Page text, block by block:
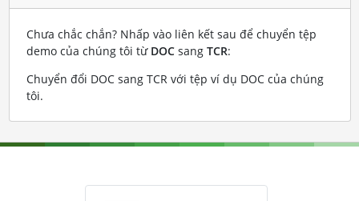
Chưa chắc chắn? Nhấp vào liên kết sau để chuyển tệp
demo của chúng tôi từ DOCsang TCR:
Chuyển đổi DOC sang TCR với tệp ví dụ DOC của chúng
tôi.